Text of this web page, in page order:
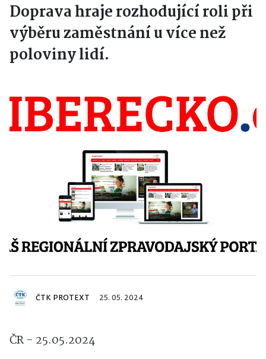
Doprava hraje rozhodující roli při
výběru zaměstnání u více než
poloviny lidí.
ČTK PROTEXT 25. 05. 2024
ČR - 25.05.2024